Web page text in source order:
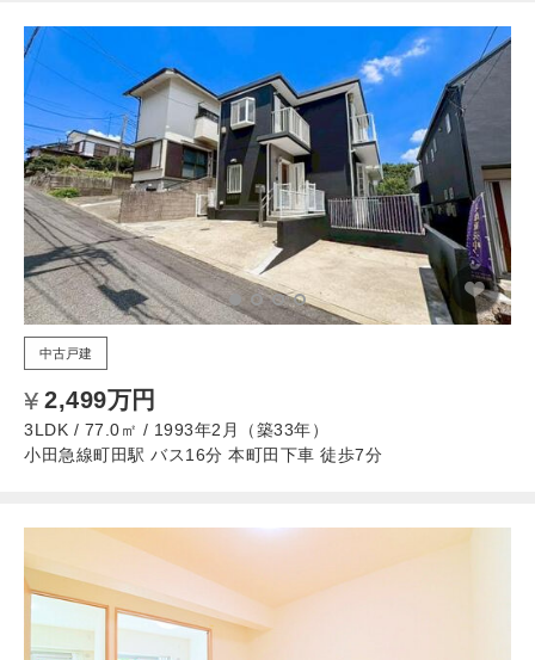
中古戸建
2,499万円
3LDK / 77.0㎡ / 1993年2月（築33年）
小田急線町田駅 バス16分 本町田下車 徒歩7分